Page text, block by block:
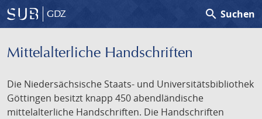
GDZ search Suchen
Mittelalterliche Handschriften
Die Niedersächsische Staats- und Universitätsbibliothek
Göttingen besitzt knapp 450 abendländische
mittelalterliche Handschriften. Die Handschriften